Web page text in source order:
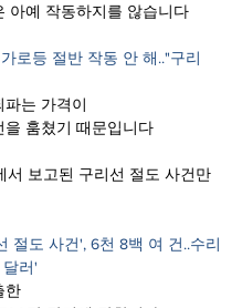
아예 작동하지를 않습니다
로등 절반 작동 안 해.."구리
파는 가격이
을 훔쳤기 때문입니다
서 보고된 구리선 절도 사건만
절도 사건', 6천 8백 여 건..수리
달러'
한